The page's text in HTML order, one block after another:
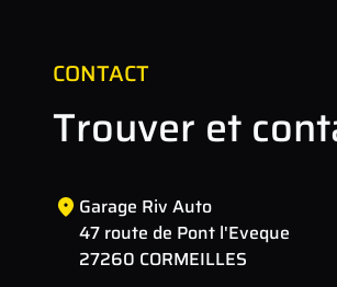
CONTACT
Trouver et
Garage Riv Auto
47 route de Pont l'Eveque
27260 CORMEILLES